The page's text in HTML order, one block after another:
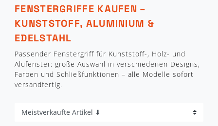
FENSTERGRIFFE KAUFEN –
KUNSTSTOFF, ALUMINIUM &
EDELSTAHL
Passender Fenstergriff für Kunststoff-, Holz- und
Alufenster: große Auswahl in verschiedenen Designs,
Farben und Schließfunktionen – alle Modelle sofort
versandfertig.